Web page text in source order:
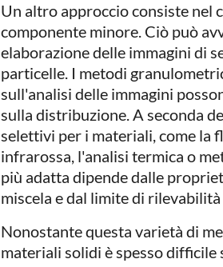
Un altro approccio consiste nel
componente minore. Ciò può
elaborazione delle immagini di
particelle. I metodi
sull'analisi delle immagini
sulla distribuzione. A seconda
selettivi per i materiali, come la
infrarossa, l'analisi termica o
più adatta dipende dalle
miscela e dal limite di
Nonostante questa varietà di
materiali solidi è spesso